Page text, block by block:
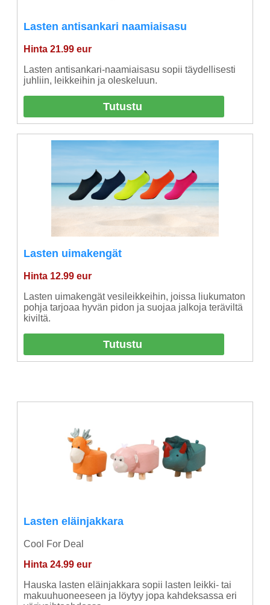
Lasten antisankari naamiaisasu
Hinta 21.99 eur
Lasten antisankari-naamiaisasu sopii täydellisesti
juhliin, leikkeihin ja oleskeluun.
Tutustu
Lasten uimakengät
Hinta 12.99 eur
Lasten uimakengät vesileikkeihin, joissa liukumaton
pohja tarjoaa hyvän pidon ja suojaa jalkoja teräviltä
kiviltä.
Tutustu
Lasten eläinjakkara
Cool For Deal
Hinta 24.99 eur
Hauska lasten eläinjakkara sopii lasten leikki- tai
makuuhuoneeseen ja löytyy jopa kahdeksassa eri